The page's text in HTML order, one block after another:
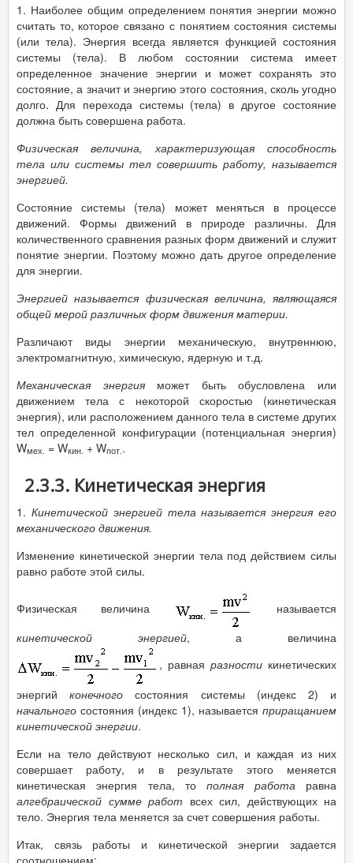
1. Наиболее общим определением понятия энергии можно
считать то, которое связано с понятием состояния системы
(или тела). Энергия всегда является функцией состояния
системы (тела). В любом состоянии система имеет
определенное значение энергии и может сохранять это
состояние, а значит и энергию этого состояния, сколь угодно
долго. Для перехода системы (тела) в другое состояние
должна быть совершена работа.
Физическая величина, характеризующая способность
тела или системы тел совершить работу, называется
энергией.
Состояние системы (тела) может меняться в процессе
движений. Формы движений в природе различны. Для
количественного сравнения разных форм движений и служит
понятие энергии. Поэтому можно дать другое определение
для энергии.
Энергией называется физическая величина, являющаяся
общей мерой различных форм движения материи.
Различают виды энергии механическую, внутреннюю,
электромагнитную, химическую, ядерную и т.д.
Механическая энергияможет быть обусловлена или
движением тела с некоторой скоростью (кинетическая
энергия), или расположением данного тела в системе других
тел определенной конфигурации (потенциальная энергия)
Wмех. = Wкин. + Wпот..
2.3.3. Кинетическая энергия
1. Кинетической энергией тела называется энергия его
механического движения.
Изменение кинетической энергии тела под действием силы
равно работе этой силы.
Физическая величина
называется
кинетической энергией, а величина
, равная разности кинетических
энергийконечного состояния системы (индекс 2) и
начального состояния (индекс 1), называется приращанием
кинетической энергии.
Если на тело действуют несколько сил, и каждая из них
совершает работу, и в результате этого меняется
кинетическая энергия тела, тополная работа равна
алгебраической сумме работ всех сил, действующих на
тело. Энергия тела меняется за счет совершения работы.
Итак, связь работы и кинетической энергии задается
соотношением: